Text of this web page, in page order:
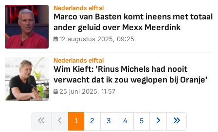
Nederlands elftal
Marco van Basten komt ineens met totaal
ander geluid over Mexx Meerdink
12 augustus 2025, 09:25
Nederlands elftal
Wim Kieft: 'Rinus Michels had nooit
verwacht dat ik zou weglopen bij Oranje'
25 juni 2025, 11:57
1 2 3 4 5